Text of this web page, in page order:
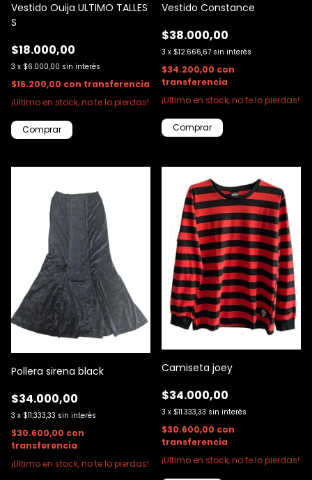
Vestido Ouija ULTIMO TALLES
S
$18.000,00
3 x $6.000,00 sin interés
$16.200,00 con transferencia
¡Ultimo en stock, no te lo pierdas!
Comprar
Vestido Constance
$38.000,00
3 x $12.666,67 sin interés
$34.200,00 con
transferencia
¡Ultimo en stock, no te lo pierdas!
Comprar
Pollera sirena black
$34.000,00
3 x $11.333,33 sin interés
$30.600,00 con
transferencia
¡Ultimo en stock, no te lo pierdas!
Camiseta joey
$34.000,00
3 x $11.333,33 sin interés
$30.600,00 con
transferencia
¡Ultimo en stock, no te lo pierdas!